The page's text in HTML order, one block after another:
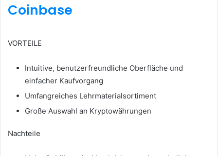
Coinbase
VORTEILE
Intuitive, benutzerfreundliche Oberfläche und
einfacher Kaufvorgang
Umfangreiches Lehrmaterialsortiment
Große Auswahl an Kryptowährungen
Nachteile